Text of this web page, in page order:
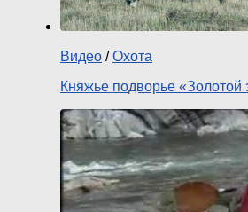
Видео /Охота
Княжье подворье «Золотой